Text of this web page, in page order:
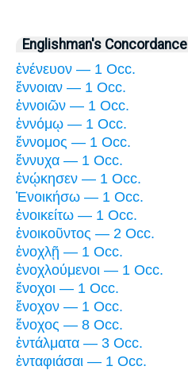
Englishman's Concordance
ἐνένευον — 1 Occ.
ἔννοιαν — 1 Occ.
ἐννοιῶν — 1 Occ.
ἐννόμῳ — 1 Occ.
ἔννομος — 1 Occ.
ἔννυχα — 1 Occ.
ἐνῴκησεν — 1 Occ.
Ἐνοικήσω — 1 Occ.
ἐνοικείτω — 1 Occ.
ἐνοικοῦντος — 2 Occ.
ἐνοχλῇ — 1 Occ.
ἐνοχλούμενοι — 1 Occ.
ἔνοχοι — 1 Occ.
ἔνοχον — 1 Occ.
ἔνοχος — 8 Occ.
ἐντάλματα — 3 Occ.
ἐνταφιάσαι — 1 Occ.